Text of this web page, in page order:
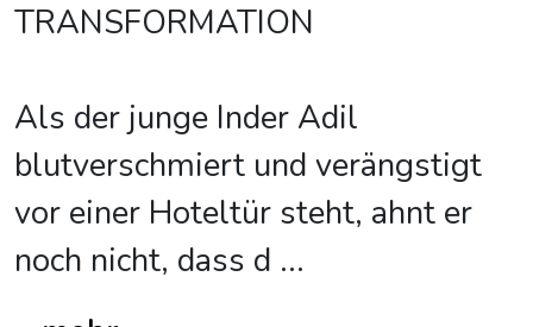
TRANSFORMATION
Als der junge Inder Adil
blutverschmiert und verängstigt
vor einer Hoteltür steht, ahnt er
noch nicht, dass d ...